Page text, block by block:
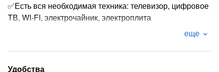
✅Есть вся необходимая техника: телевизор, цифровое
ТВ, WI-FI, электрочайник, электроплита
полотенца, средства гигиены
еще
Удобства